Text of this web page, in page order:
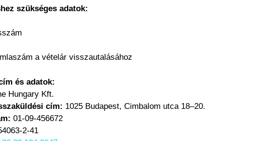
szükséges adatok:
a vételár visszautalásához
és adatok:
Hungary Kft.
cím: 1025 Budapest, Cimbalom utca 18–20.
01-09-456672
2-41